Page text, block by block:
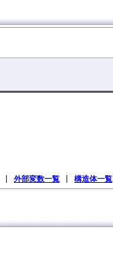
外部変数一覧 構造体一覧